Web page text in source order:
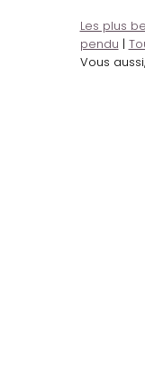
Les plus
pendu |
Vous aussi,